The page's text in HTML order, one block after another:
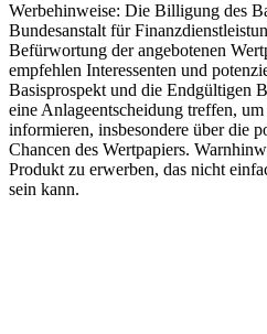
Werbehinweise: Die Billigung des
Bundesanstalt für
Befürwortung der angebotenen
empfehlen Interessenten und
Basisprospekt und die Endgültigen
eine Anlageentscheidung treffen,
informieren, insbesondere über die
Chancen des Wertpapiers.
Produkt zu erwerben, das nicht
sein kann.